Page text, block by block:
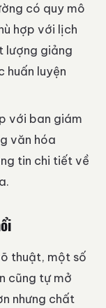
có quy mô
hợp với lịch
lượng giảng
luyện
với ban giám
văn hóa
tin chi tiết về
thuật, một số
cũng tự mở
nhưng chất